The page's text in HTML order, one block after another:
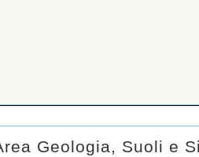
Geologia, Suoli e